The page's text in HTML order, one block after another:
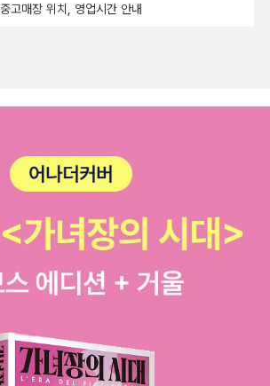
중고매장 위치, 영업시간 안내